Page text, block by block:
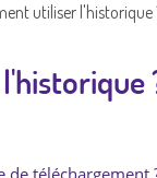
utiliser l'historique
de téléchargement